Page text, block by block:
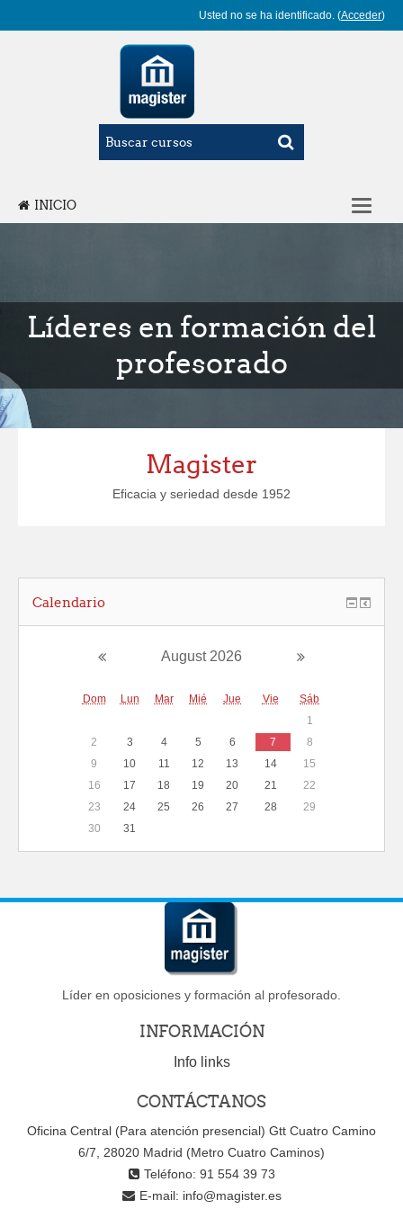
Usted no se ha identificado. (Acceder)
INICIO
Líderes en formación del
profesorado
Magister
Eficacia y seriedad desde 1952
Calendario
August 2026
Dom Lun Mar Mié Jue Vie
Sáb
1
2
3 4 5 6 7
8
9
10 11 12 13 14
15
16
17 18 19 20 21
22
23
24 25 26 27 28
29
30
31
Líder en oposiciones y formación al profesorado.
INFORMACIÓN
Info links
CONTÁCTANOS
Oficina Central (Para atención presencial) Gtt Cuatro Camino
6/7, 28020 Madrid (Metro Cuatro Caminos)
Teléfono: 91 554 39 73
E-mail: info@magister.es